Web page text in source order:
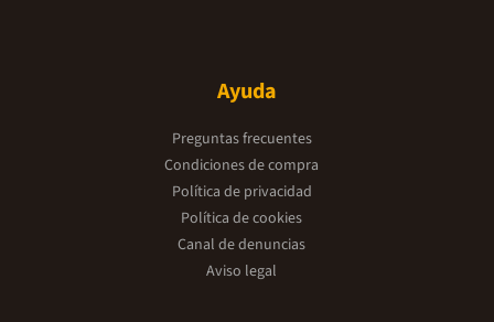
Ayuda
Preguntas frecuentes
Condiciones de compra
Política de privacidad
Política de cookies
Canal de denuncias
Aviso legal